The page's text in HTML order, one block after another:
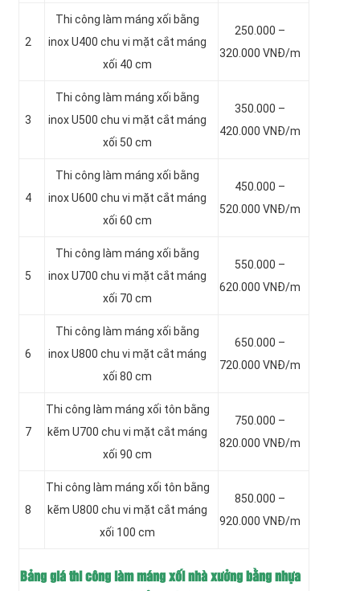
2
Thi công làm máng xối bằng
inoxU400 chu vi mặt cắt máng
xối 40 cm
250.000 –
320.000 VNĐ/m
3
Thi công làm máng xối bằng
inoxU500 chu vi mặt cắt máng
xối 50 cm
350.000 –
420.000 VNĐ/m
4
Thi công làm máng xối bằng
inoxU600 chu vi mặt cắt máng
xối 60 cm
450.000 –
520.000 VNĐ/m
5
Thi công làm máng xối bằng
inoxU700 chu vi mặt cắt máng
xối 70 cm
550.000 –
620.000 VNĐ/m
6
Thi công làm máng xối bằng
inoxU800 chu vi mặt cắt máng
xối 80 cm
650.000 –
720.000 VNĐ/m
7
Thi công làm máng xối tôn bằng
kẽm U700 chu vi mặt cắt máng
xối 90 cm
750.000 –
820.000 VNĐ/m
8
Thi công làm máng xối tôn bằng
kẽm U800 chu vi mặt cắt máng
xối 100 cm
850.000 –
920.000 VNĐ/m
Bảng giá thi công làm máng xối nhà xưởng bằng nhựa